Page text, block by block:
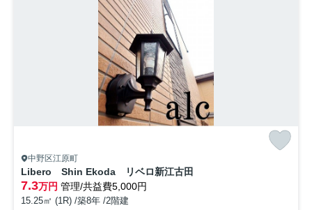
中野区江原町
Libero Shin Ekoda リベロ新江古田
7.3万円 管理/共益費5,000円
15.25㎡ (1R) /築8年 /2階建